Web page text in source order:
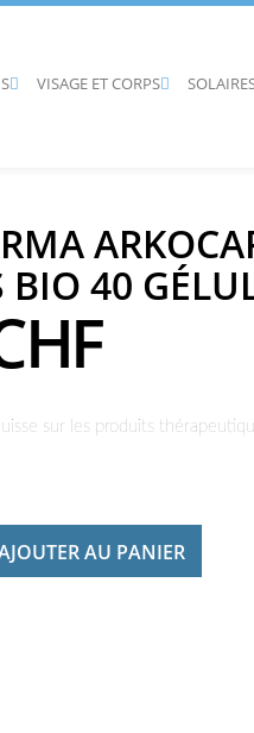
 
VISAGE ET CORPS
BIO 40
sur les produits
AU PANIER